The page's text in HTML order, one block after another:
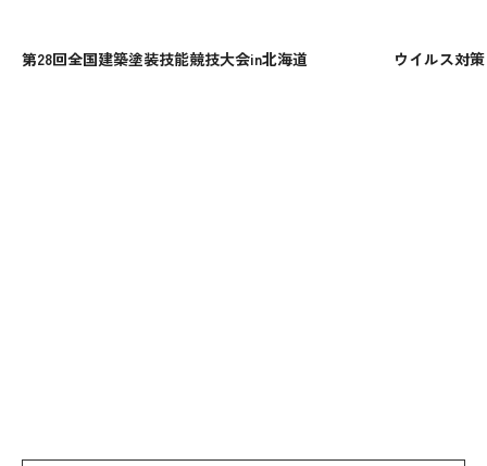
第28回全国建築塗装技能競技大会in北海道 ウイルス対